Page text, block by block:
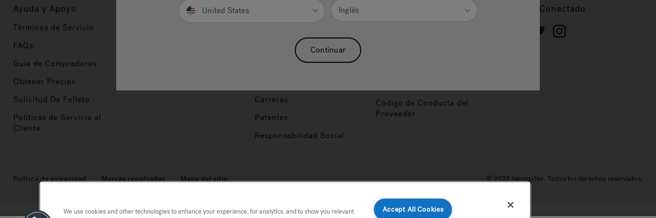
Ayuda y Apoyo
Términos de Servicio
FAQs
Guia de Compradores
Obtener Precios
Solicitud De Folleto
Políticas de Servicio al
Cliente
Propietarios Nuestra Marca
Hidroterapia
Asociaciones
Carreras
Patentes
Responsabilidad Social
Código de Conducta del
Proveedor
Mantente Conectado
Política de privacidad Marcas registradas Mapa del sitio © 2022 Jacuzzi Inc. Todos los derechos reservados.
United States Inglés
Continuar
We use cookies and other technologies to enhance your experience, for analytics, and to show you relevant
Accept All Cookies